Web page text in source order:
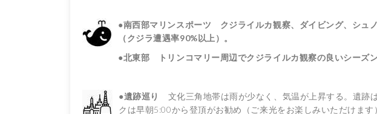
●南西部マリンスポーツ クジライルカ観察、ダイビング、シュ
（クジラ遭遇率90%以上）。
●北東部 トリンコマリー周辺でクジライルカ観察の良いシーズン
●遺跡巡り
文化三角地帯は雨が少なく、気温が上昇する。遺跡
クは早朝5:00から登頂がお勧め（ご来光をお楽しみいただけま